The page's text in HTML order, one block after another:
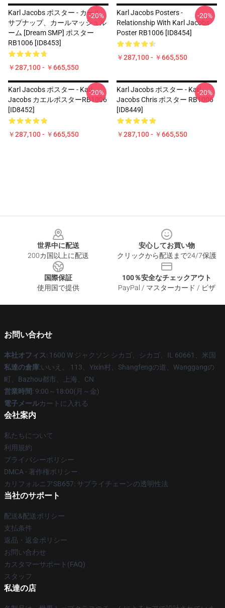
Karl Jacobs ポスター - カール、
サプナップ、カールマッシュル
ーム [Dream SMP] ポスター
RB1006 [ID8453]
￥287,100 - ￥665,550
-20%
Karl Jacobs Posters -
Relationship With Karl Jacobs
Poster RB1006 [ID8454]
￥287,100 - ￥665,550
-20%
Karl Jacobs ポスター - Karl
Jacobs カエルポスターRB1006
[ID8452]
￥287,100 - ￥665,550
-20%
Karl Jacobs ポスター - Karl
Jacobs Chris ポスター RB1006
[ID8449]
￥287,100 - ￥665,550
-20%
世界中に配送
200カ国以上に配送
安心してお買い物
クリックから配送まで24/7保護
国際保証
使用国で提供
100％安全なチェックアウト
PayPal / マスターカード / ビザ
お問い合わせ
本社オフィス: 1600 W ジャクソン シカゴ、シカゴ、IL 60661、米国
私達の倉庫:いいえ。 113、Yixin村、Shangfengの道、Wanggangの
町、Bazhou都市、上海、CN
営業時間: 9:00～18:00(月～金)
電子メールカートに入れる
会社案内
私たちについて
利用規約
プライバシーポリシー
DMCA - 著作権ポリシー
カリフォルニアSB657: サプライチェーンの透明性法
当社のサポート
配送&配送ポリシー
支払条件
返品・返金ポリシー
お問い合わせ
カスタマーサポート(FAQ)
スタッフ
私達の店